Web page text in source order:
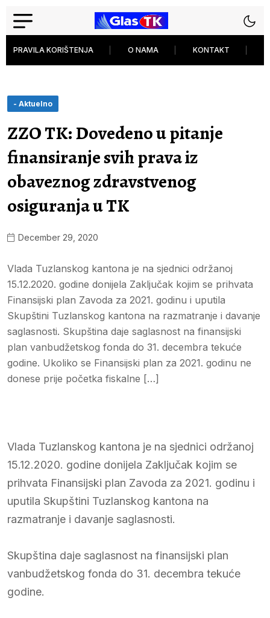
PRAVILA KORIŠTENJA O NAMA KONTAKT
- Aktuelno
ZZO TK: Dovedeno u pitanje
finansiranje svih prava iz
obaveznog zdravstvenog
osiguranja u TK
December 29, 2020
Vlada Tuzlanskog kantona je na sjednici održanoj
15.12.2020. godine donijela Zaključak kojim se prihvata
Finansijski plan Zavoda za 2021. godinu i uputila
Skupštini Tuzlanskog kantona na razmatranje i davanje
saglasnosti. Skupština daje saglasnost na finansijski
plan vanbudžetskog fonda do 31. decembra tekuće
godine. Ukoliko se Finansijski plan za 2021. godinu ne
donese prije početka fiskalne […]
Vlada Tuzlanskog kantona je na sjednici održanoj
15.12.2020. godine donijela Zaključak kojim se
prihvata Finansijski plan Zavoda za 2021. godinu i
uputila Skupštini Tuzlanskog kantona na
razmatranje i davanje saglasnosti.
Skupština daje saglasnost na finansijski plan
vanbudžetskog fonda do 31. decembra tekuće
godine.